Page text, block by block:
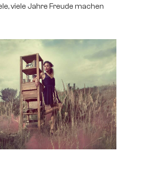
viele Jahre Freude machen